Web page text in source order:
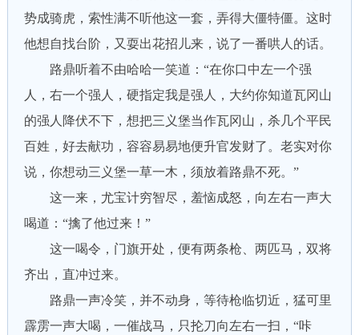
势成骑虎，索性满不听他这一套，弄得大僵特僵。这时
他想自找台阶，又耍出花招儿来，说了一番哄人的话。
路鼎听着不由哈哈一笑道：“在你口中左一个强
人，右一个强人，硬指定我是强人，大约你知道瓦冈山
的强人降伏不下，想把三义堡当作瓦冈山，杀几个平民
百姓，好去献功，容容易易地便升官发财了。老实对你
说，你想动三义堡一草一木，须放着路鼎不死。”
这一来，尤宝计穷智尽，羞恼成怒，向左右一声大
喝道：“擒了他过来！”
这一喝令，门旗开处，便有两条枪、两匹马，双将
齐出，直冲过来。
路鼎一声冷笑，并不动身，等待枪临切近，猛可里
霹雳一声大喝，一催战马，只抡刀向左右一扫，“咔